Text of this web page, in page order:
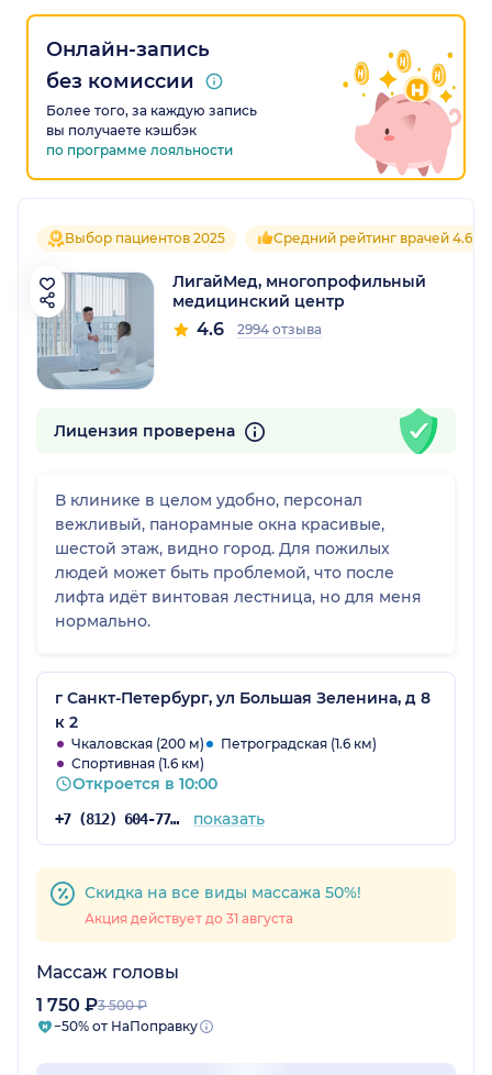
Онлайн-запись
без комиссии
Более того, за каждую запись
вы получаете кэшбэк
по программе лояльности
Выбор пациентов 2025 Средний рейтинг врачей 4.6
ЛигайМед, многопрофильный
медицинский центр
4.6 2994 отзыва
Лицензия проверена
В клинике в целом удобно, персонал
вежливый, панорамные окна красивые,
шестой этаж, видно город. Для пожилых
людей может быть проблемой, что после
лифта идёт винтовая лестница, но для меня
нормально.
г Санкт-Петербург, ул Большая Зеленина, д 8
к 2
Чкаловская (200 м)
Петроградская (1.6 км)
Спортивная (1.6 км)
Откроется в 10:00
+7 (812) 604-77-48 показать
Скидка на все виды массажа 50%!
Акция действует до 31 августа
Массаж головы
1 750 ₽3 500 ₽
−50% от НаПоправку